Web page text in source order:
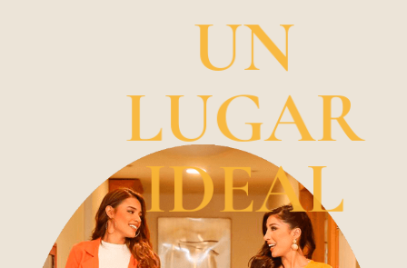
UN
LUGAR
IDEAL